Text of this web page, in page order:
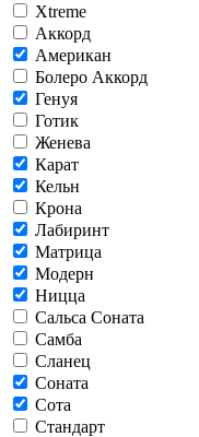
Xtreme
Аккорд
Американ
Болеро Аккорд
Генуя
Готик
Женева
Карат
Кельн
Крона
Лабиринт
Матрица
Модерн
Ницца
Сальса Соната
Самба
Сланец
Соната
Сота
Стандарт